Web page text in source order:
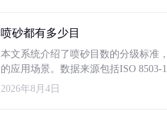
喷砂都有多少目
本文系统介绍了喷砂目数的分级标准
的应用场景。数据来源包括ISO
2026年8月4日